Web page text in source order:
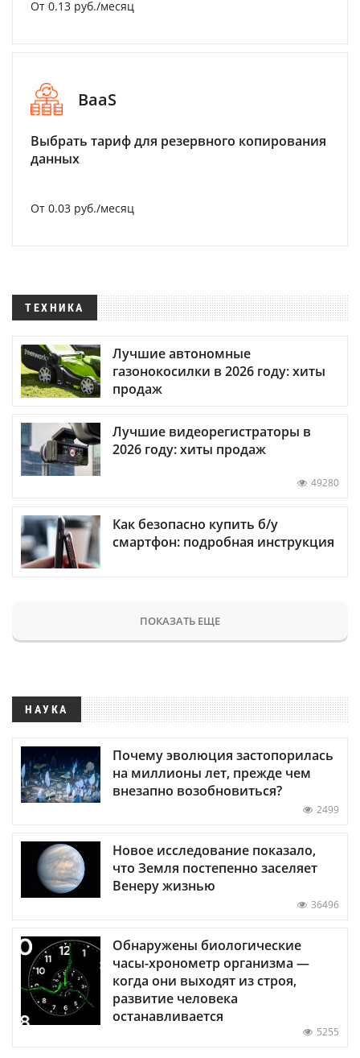
От 0.13 руб./месяц
BaaS
Выбрать тариф для резервного копирования
данных
От 0.03 руб./месяц
ТЕХНИКА
Лучшие автономные
газонокосилки в 2026 году: хиты
продаж
Лучшие видеорегистраторы в
2026 году: хиты продаж
49280
Как безопасно купить б/у
смартфон: подробная инструкция
ПОКАЗАТЬ ЕЩЕ
НАУКА
Почему эволюция застопорилась
на миллионы лет, прежде чем
внезапно возобновиться?
2499
Новое исследование показало,
что Земля постепенно заселяет
Венеру жизнью
36496
Обнаружены биологические
часы-хронометр организма —
когда они выходят из строя,
развитие человека
останавливается
5255